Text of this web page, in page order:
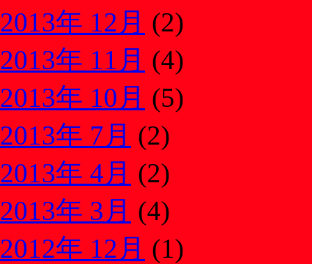
2013年 12月 (2)
2013年 11月 (4)
2013年 10月 (5)
2013年 7月 (2)
2013年 4月 (2)
2013年 3月 (4)
2012年 12月 (1)